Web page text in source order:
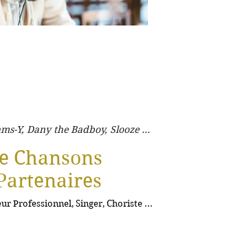
Y, Dany the Badboy, Slooze ...
Chansons
Professionnel, Singer, Choriste ...